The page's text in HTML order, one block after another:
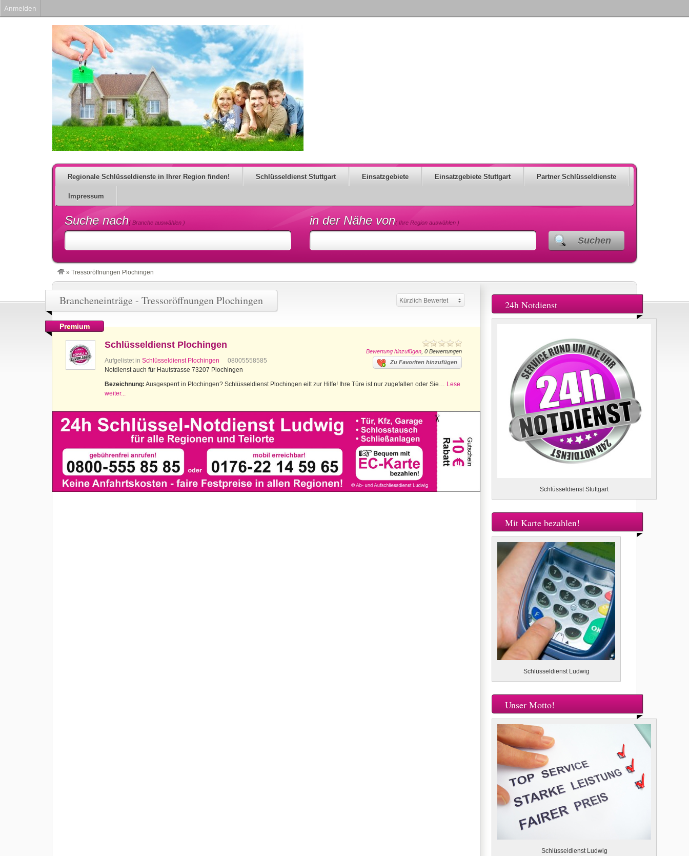
Regionale Schlüsseldienste in Ihrer Region finden! Schlüsseldienst Stuttgart Einsatzgebiete Einsatzgebiete Stuttgart Partner Schlüsseldienste
Impressum
Suche nach( Branche auswählen ) in der Nähe von( Ihre Region auswählen )
Suchen
» Tressoröffnungen Plochingen
Brancheneinträge - Tressoröffnungen Plochingen Kürzlich Bewertet
Premium
Bewertung hinzufügen , 0 Bewertungen
Schlüsseldienst Plochingen
Aufgelistet in Schlüsseldienst Plochingen Zu Favoriten hinzufügen
08005558585
Notdienst auch für Hautstrasse 73207 Plochingen
Bezeichnung: Ausgesperrt in Plochingen? Schlüsseldienst Plochingen eilt zur Hilfe! Ihre Türe ist nur zugefallen oder Sie… Lese
weiter...
24h Notdienst
Schlüsseldienst Stuttgart
Mit Karte bezahlen!
Schlüsseldienst Ludwig
Unser Motto!
Schlüsseldienst Ludwig
Anmelden